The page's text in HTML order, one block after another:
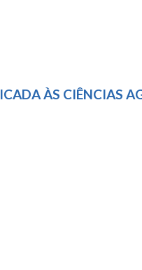
ÀS CIÊNCIAS